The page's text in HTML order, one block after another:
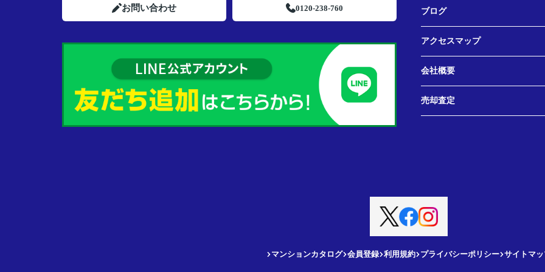
お問い合わせ 0120-238-760 ブログ
アクセスマップ
会社概要
売却査定
マンションカタログ 会員登録 利用規約 プライバシーポリシー サイトマッ